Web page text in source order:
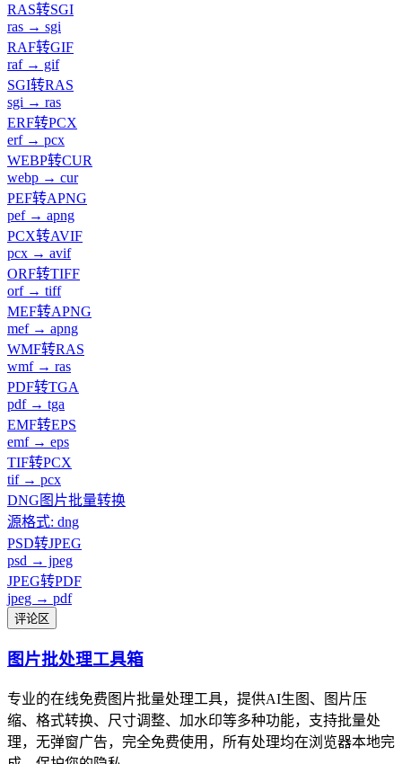
RAS转SGI
ras → sgi
RAF转GIF
raf → gif
SGI转RAS
sgi → ras
ERF转PCX
erf → pcx
WEBP转CUR
webp → cur
PEF转APNG
pef → apng
PCX转AVIF
pcx → avif
ORF转TIFF
orf → tiff
MEF转APNG
mef → apng
WMF转RAS
wmf → ras
PDF转TGA
pdf → tga
EMF转EPS
emf → eps
TIF转PCX
tif → pcx
DNG图片批量转换
源格式: dng
PSD转JPEG
psd → jpeg
JPEG转PDF
jpeg → pdf
评论区
图片批处理工具箱
专业的在线免费图片批量处理工具，提供AI生图、图片压
缩、格式转换、尺寸调整、加水印等多种功能，支持批量处
理，无弹窗广告，完全免费使用，所有处理均在浏览器本地完